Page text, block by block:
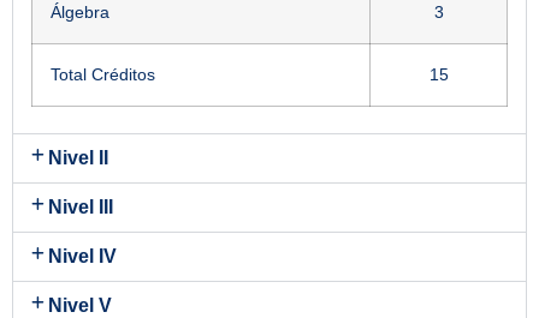
Álgebra 3
Total Créditos 15
Nivel II
Nivel III
Nivel IV
Nivel V